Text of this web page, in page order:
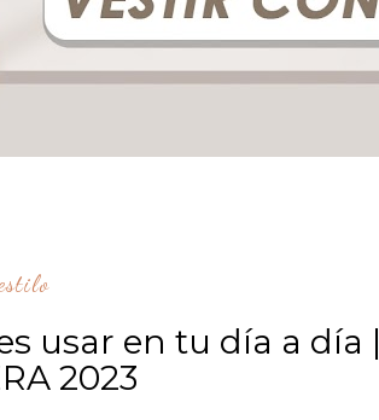
usar en tu día a día |
2023